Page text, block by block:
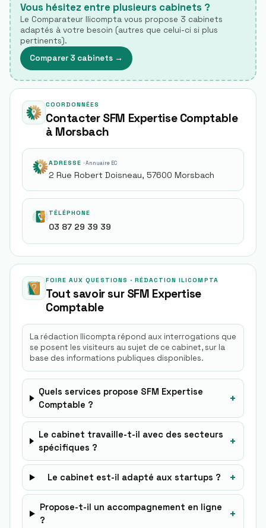
Vous hésitez entre plusieurs cabinets ?
Le Comparateur Ilicompta vous propose 3 cabinets
adaptés à votre besoin (autres que celui-ci si plus
pertinents).
Comparer 3 cabinets →
COORDONNÉES
Contacter SFM Expertise Comptable
à Morsbach
ADRESSE· Annuaire EC
2 Rue Robert Doisneau, 57600 Morsbach
TÉLÉPHONE
03 87 29 39 39
FOIRE AUX QUESTIONS · RÉDACTION ILICOMPTA
Tout savoir sur SFM Expertise
Comptable
La rédaction Ilicompta répond aux interrogations que
se posent les visiteurs au sujet de ce cabinet, sur la
base des informations publiques disponibles.
Quels services propose SFM Expertise
Comptable ?
+
Le cabinet travaille-t-il avec des secteurs
spécifiques ?
+
Le cabinet est-il adapté aux startups ? +
Propose-t-il un accompagnement en ligne
?
+